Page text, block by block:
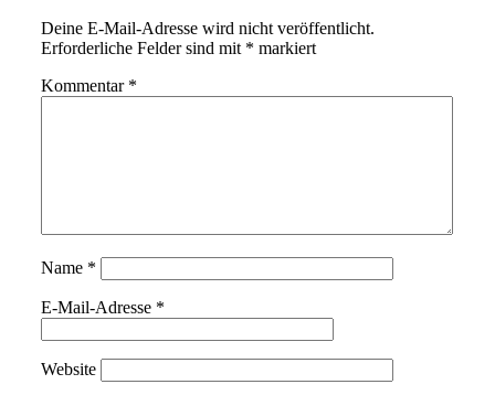
Deine E-Mail-Adresse wird nicht veröffentlicht.
Erforderliche Felder sind mit * markiert
Kommentar *
Name *
E-Mail-Adresse *
Website